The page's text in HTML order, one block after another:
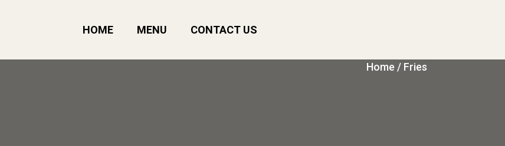
HOME MENU CONTACT US
Home / Fries